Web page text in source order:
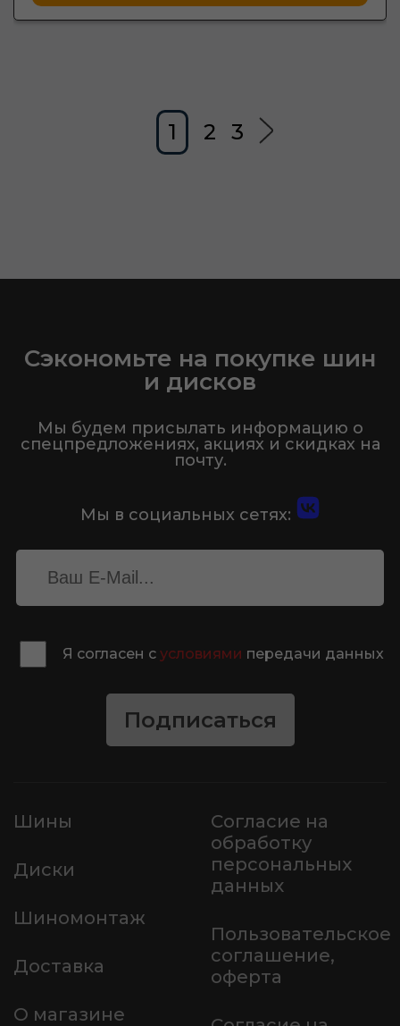
1 2 3
Сэкономьте на покупке шин
и дисков
Мы будем присылать информацию о
спецпредложениях, акциях и скидках на
почту.
Мы в социальных сетях:
Я согласен с условиями передачи данных
Подписаться
Шины
Диски
Шиномонтаж
Доставка
О магазине
Согласие на
обработку
персональных
данных
Пользовательское
соглашение,
оферта